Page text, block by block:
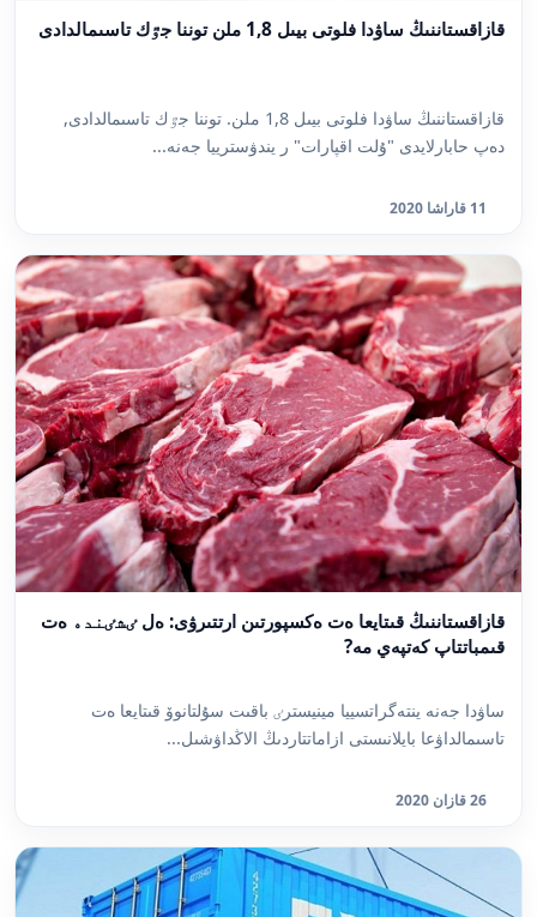
قازاقستاننىڭ ساۋدا فلوتى بيىل 1,8 ملن توننا جٷك تاسىمالدادى
قازاقستاننىڭ ساۋدا فلوتى بيىل 1,8 ملن. توننا جٷك تاسىمالدادى,
دەپ حابارلايدى "ۇلت اقپارات" ر يندۋسترييا جەنە...
11 قاراشا 2020
قازاقستاننىڭ قىتايعا ەت ەكسپورتىن ارتتىرۋى: ەل ٸشٸندە ەت
قىمباتتاپ كەتپەي مە?
ساۋدا جەنە ينتەگراتسييا مينيسترٸ باقىت سۇلتانوۆ قىتايعا ەت
تاسىمالداۋعا بايلانىستى ازاماتتاردىڭ الاڭداۋشىل...
26 قازان 2020